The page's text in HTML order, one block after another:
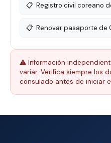
📋 Registro civil coreano
📋 Renovar pasaporte de
⚠️ Información
variar. Verifica siempre los
consulado antes de iniciar